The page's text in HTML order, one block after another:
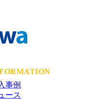
事例
ース